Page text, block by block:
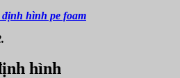
hình pe foam
hình